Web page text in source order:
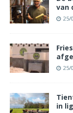
van
25/
25/
in